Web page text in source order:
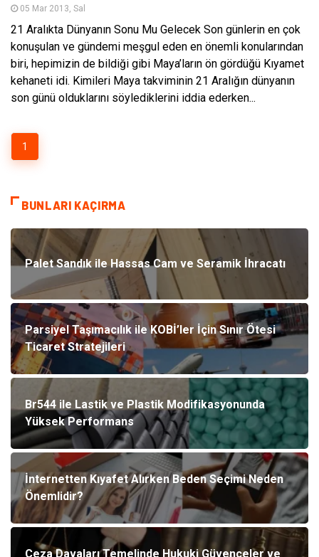
05 Mar 2013, Sal
21 Aralıkta Dünyanın Sonu Mu Gelecek Son günlerin en çok
konuşulan ve gündemi meşgul eden en önemli konularından
biri, hepimizin de bildiği gibi Maya’ların ön gördüğü Kıyamet
kehaneti idi. Kimileri Maya takviminin 21 Aralığın dünyanın
son günü olduklarını söylediklerini iddia ederken...
1
BUNLARI KAÇIRMA
Palet Sandık ile Hassas Cam ve Seramik İhracatı
Parsiyel Taşımacılık ile KOBİ’ler İçin Sınır Ötesi
Ticaret Stratejileri
Br544 ile Lastik ve Plastik Modifikasyonunda
Yüksek Performans
İnternetten Kıyafet Alırken Beden Seçimi Neden
Önemlidir?
Ceza Davaları Temelinde Hukuki Güvenceler ve